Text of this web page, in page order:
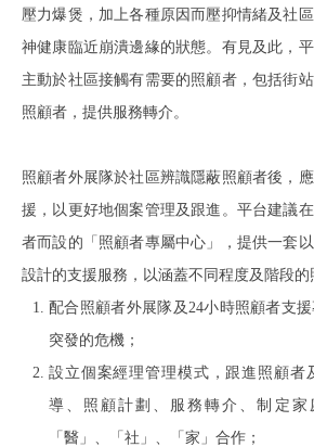
壓力爆煲，加上各種原因而壓抑情緒及社
神健康臨近崩潰邊緣的狀態。有見及此，
主動於社區接觸有需要的照顧者，包括街
照顧者，提供服務轉介。
照顧者外展隊於社區辨識隱蔽照顧者後，
援，以更好地個案管理及跟進。平台建議
者而設的「照顧者專屬中心」，提供一套
設計的支援服務，以涵蓋不同程度及階段的
配合照顧者外展隊及24小時照顧者支
突發的危機；
設立個案經理管理模式，跟進照顧者
導、照顧計劃、服務轉介、制定
「醫」、「社」、「家」合作；